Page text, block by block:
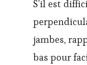
S’il est
jambes,
bas pour